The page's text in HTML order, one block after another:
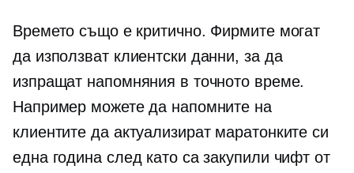
Времето също е критично. Фирмите могат
да използват клиентски данни, за да
изпращат напомняния в точното време.
Например можете да напомните на
клиентите да актуализират маратонките си
една година след като са закупили чифт от